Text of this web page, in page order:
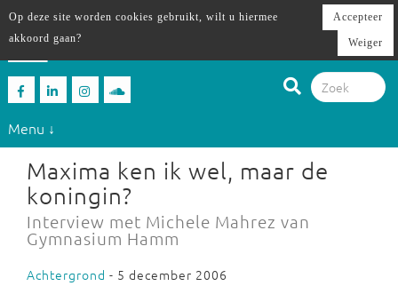
Menu ↓
Maxima ken ik wel, maar de
koningin?
Interview met Michele Mahrez van
Gymnasium Hamm
Achtergrond - 5 december 2006
Op deze site worden cookies gebruikt, wilt u hiermee
akkoord gaan?
Accepteer
Weiger